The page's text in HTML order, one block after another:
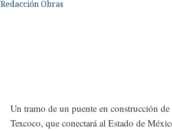
Redacción Obras
Un tramo de un puente en construcción
Texcoco, que conectará al Estado de